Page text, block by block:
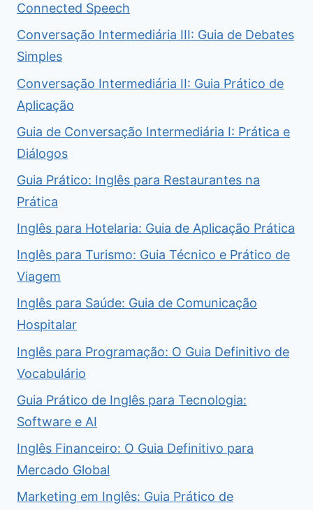
Connected Speech
Conversação Intermediária III: Guia de Debates
Simples
Conversação Intermediária II: Guia Prático de
Aplicação
Guia de Conversação Intermediária I: Prática e
Diálogos
Guia Prático: Inglês para Restaurantes na
Prática
Inglês para Hotelaria: Guia de Aplicação Prática
Inglês para Turismo: Guia Técnico e Prático de
Viagem
Inglês para Saúde: Guia de Comunicação
Hospitalar
Inglês para Programação: O Guia Definitivo de
Vocabulário
Guia Prático de Inglês para Tecnologia:
Software e AI
Inglês Financeiro: O Guia Definitivo para
Mercado Global
Marketing em Inglês: Guia Prático de